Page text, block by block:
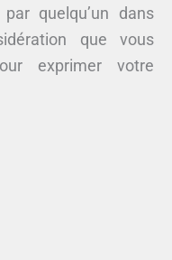
quelqu’un dans
que vous
exprimer votre